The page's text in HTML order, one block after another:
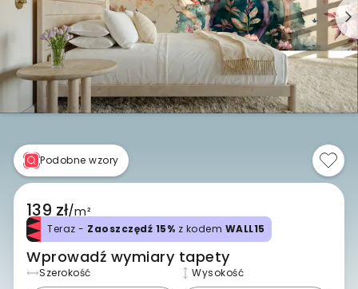
Podobne wzory
139 zł/m²
Teraz - Zaoszczędź 15% z kodem WALL15
Wprowadź wymiary tapety
Szerokość Wysokość